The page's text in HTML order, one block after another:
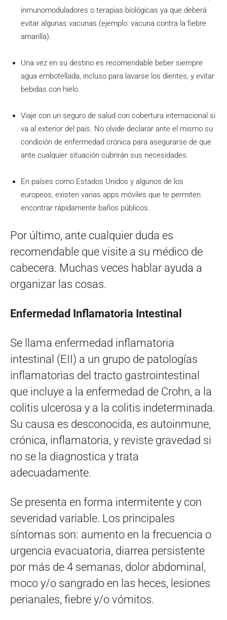
inmunomoduladores o terapias biológicas ya que deberá
evitar algunas vacunas (ejemplo: vacuna contra la fiebre
amarilla).
Una vez en su destino es recomendable beber siempre
agua embotellada, incluso para lavarse los dientes, y evitar
bebidas con hielo.
Viaje con un seguro de salud con cobertura internacional si
va al exterior del país. No olvide declarar ante el mismo su
condición de enfermedad crónica para asegurarse de que
ante cualquier situación cubrirán sus necesidades.
En países como Estados Unidos y algunos de los
europeos, existen varias apps móviles que te permiten
encontrar rápidamente baños públicos.
Por último, ante cualquier duda es
recomendable que visite a su médico de
cabecera. Muchas veces hablar ayuda a
organizar las cosas.
Enfermedad Inflamatoria Intestinal
Se llama enfermedad inflamatoria
intestinal (EII) a un grupo de patologías
inflamatorias del tracto gastrointestinal
que incluye a la enfermedad de Crohn, a la
colitis ulcerosa y a la colitis indeterminada.
Su causa es desconocida, es autoinmune,
crónica, inflamatoria, y reviste gravedad si
no se la diagnostica y trata
adecuadamente.
Se presenta en forma intermitente y con
severidad variable. Los principales
síntomas son: aumento en la frecuencia o
urgencia evacuatoria, diarrea persistente
por más de 4 semanas, dolor abdominal,
moco y/o sangrado en las heces, lesiones
perianales, fiebre y/o vómitos.